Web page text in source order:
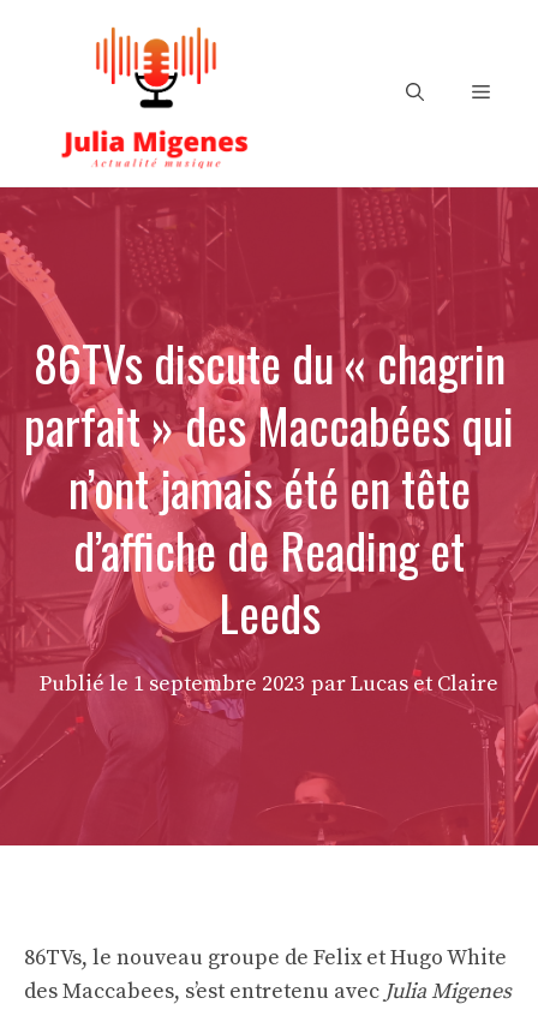
Menu
86TVs discute du « chagrin
parfait » des Maccabées qui
n’ont jamais été en tête
d’affiche de Reading et
Leeds
Publié le 1 septembre 2023 par Lucas et Claire
86TVs, le nouveau groupe de Felix et Hugo White
des Maccabees, s’est entretenu avec Julia Migenes